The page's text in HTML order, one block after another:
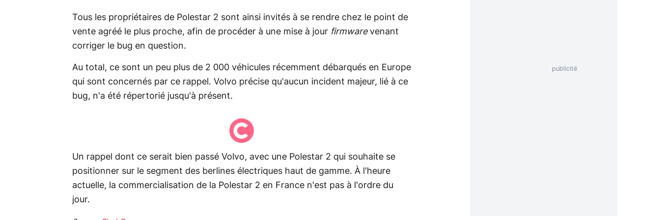
Tous les propriétaires de Polestar 2 sont ainsi invités à se rendre chez le point de
vente agréé le plus proche, afin de procéder à une mise à jour firmware venant
corriger le bug en question.
Au total, ce sont un peu plus de 2 000 véhicules récemment débarqués en Europe
qui sont concernés par ce rappel. Volvo précise qu'aucun incident majeur, lié à ce
bug, n'a été répertorié jusqu'à présent.
Un rappel dont ce serait bien passé Volvo, avec une Polestar 2 qui souhaite se
positionner sur le segment des berlines électriques haut de gamme. À l'heure
actuelle, la commercialisation de la Polestar 2 en France n'est pas à l'ordre du
jour.